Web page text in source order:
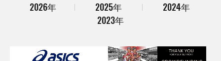
2026年 2025年
2024年
2023年